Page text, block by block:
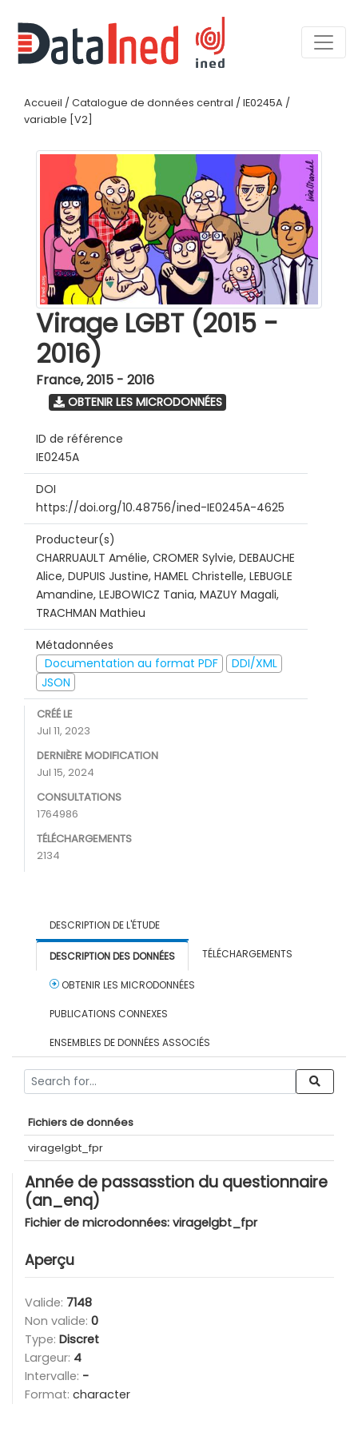
Accueil / Catalogue de données central / IE0245A /
variable [V2]
Virage LGBT (2015 -
2016)
France,2015 - 2016
OBTENIR LES MICRODONNÉES
ID de référence
IE0245A
DOI
https://doi.org/10.48756/ined-IE0245A-4625
Producteur(s)
CHARRUAULT Amélie, CROMER Sylvie, DEBAUCHE
Alice, DUPUIS Justine, HAMEL Christelle, LEBUGLE
Amandine, LEJBOWICZ Tania, MAZUY Magali,
TRACHMAN Mathieu
Métadonnées
Documentation au format PDF
DDI/XML
JSON
CRÉÉ LE
Jul 11, 2023
DERNIÈRE MODIFICATION
Jul 15, 2024
CONSULTATIONS
1764986
TÉLÉCHARGEMENTS
2134
DESCRIPTION DE L'ÉTUDE
DESCRIPTION DES DONNÉES TÉLÉCHARGEMENTS
OBTENIR LES MICRODONNÉES
PUBLICATIONS CONNEXES
ENSEMBLES DE DONNÉES ASSOCIÉS
Fichiers de données
viragelgbt_fpr
Année de passasstion du questionnaire
(an_enq)
Fichier de microdonnées: viragelgbt_fpr
Aperçu
Valide: 7148
Non valide: 0
Type: Discret
Largeur: 4
Intervalle: -
Format: character